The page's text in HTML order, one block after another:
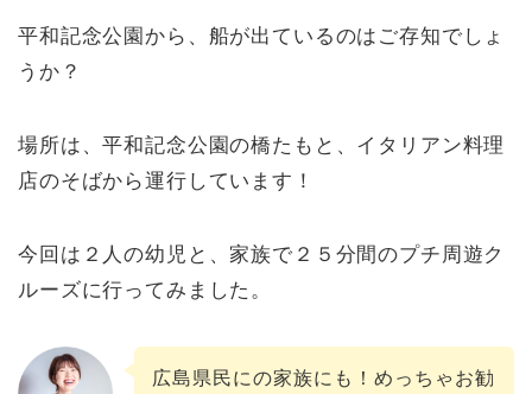
平和記念公園から、船が出ているのはご存知でしょ
うか？
場所は、平和記念公園の橋たもと、イタリアン料理
店のそばから運行しています！
今回は２人の幼児と、家族で２５分間のプチ周遊ク
ルーズに行ってみました。
広島県民にの家族にも！めっちゃお勧